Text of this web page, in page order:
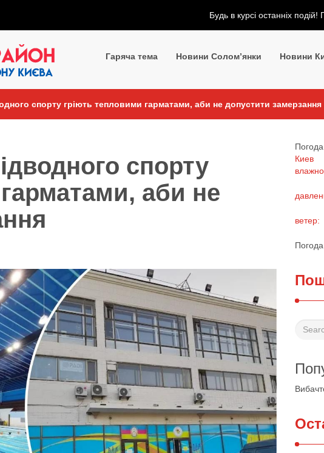
Будь в курсі останніх
Гаряча тема Новини Солом’янки Новини
спорту гріють тепловими гарматами, аби не допустити замерзання
спорту
аби не
Погода
Киев
ветер: